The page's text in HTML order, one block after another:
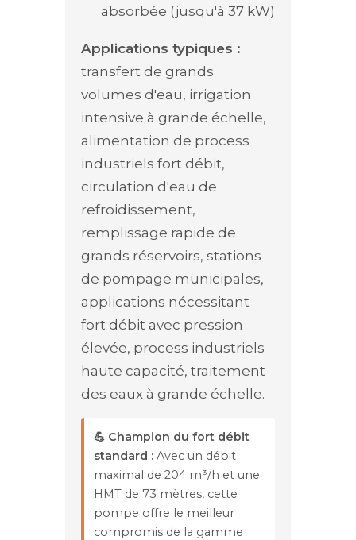
absorbée (jusqu'à 37 kW)
Applications typiques :
transfert de grands
volumes d'eau, irrigation
intensive à grande échelle,
alimentation de process
industriels fort débit,
circulation d'eau de
refroidissement,
remplissage rapide de
grands réservoirs, stations
de pompage municipales,
applications nécessitant
fort débit avec pression
élevée, process industriels
haute capacité, traitement
des eaux à grande échelle.
💪 Champion du fort débit
standard : Avec un débit
maximal de 204 m³/h et une
HMT de 73 mètres, cette
pompe offre le meilleur
compromis de la gamme